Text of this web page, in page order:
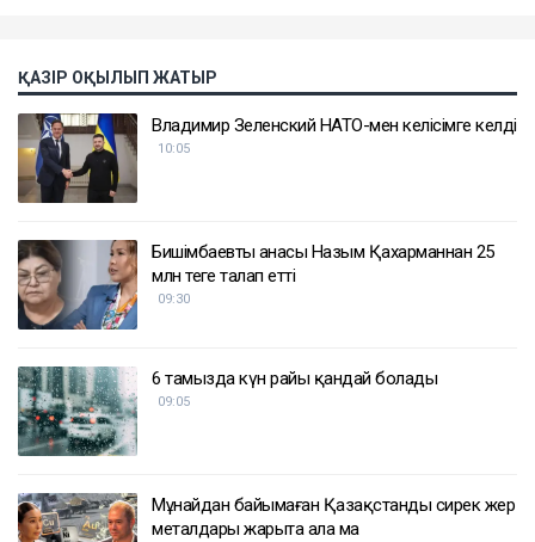
ҚАЗІР ОҚЫЛЫП ЖАТЫР
Владимир Зеленский НАТО-мен келісімге келді
10:05
Бишімбаевтың анасы Назым Қахарманнан 25
млн теңге талап етті
09:30
6 тамызда күн райы қандай болады
09:05
Мұнайдан байымаған Қазақстанды сирек жер
металдары жарыта ала ма